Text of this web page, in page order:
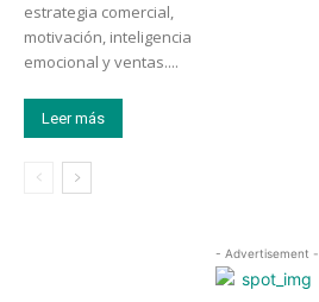
estrategia comercial,
motivación, inteligencia
emocional y ventas....
Leer más
- Advertisement -